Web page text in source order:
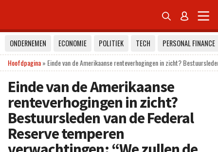
 
ONDERNEMEN ECONOMIE POLITIEK TECH
PERSONAL FINANCE
Hoofdpagina» Einde van de Amerikaanse renteverhogingen in zicht?
Einde van de Amerikaanse
renteverhogingen in zicht?
Bestuursleden van de Federal
Reserve temperen